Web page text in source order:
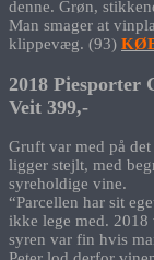
denne. Grøn,
Man smager at
klippevæg. (93)
2018 Piesporter
Veit 399,-
Gruft var med på
ligger stejlt, med
syreholdige vine.
“Parcellen har sit
ikke lege med.
syren var fin hvis